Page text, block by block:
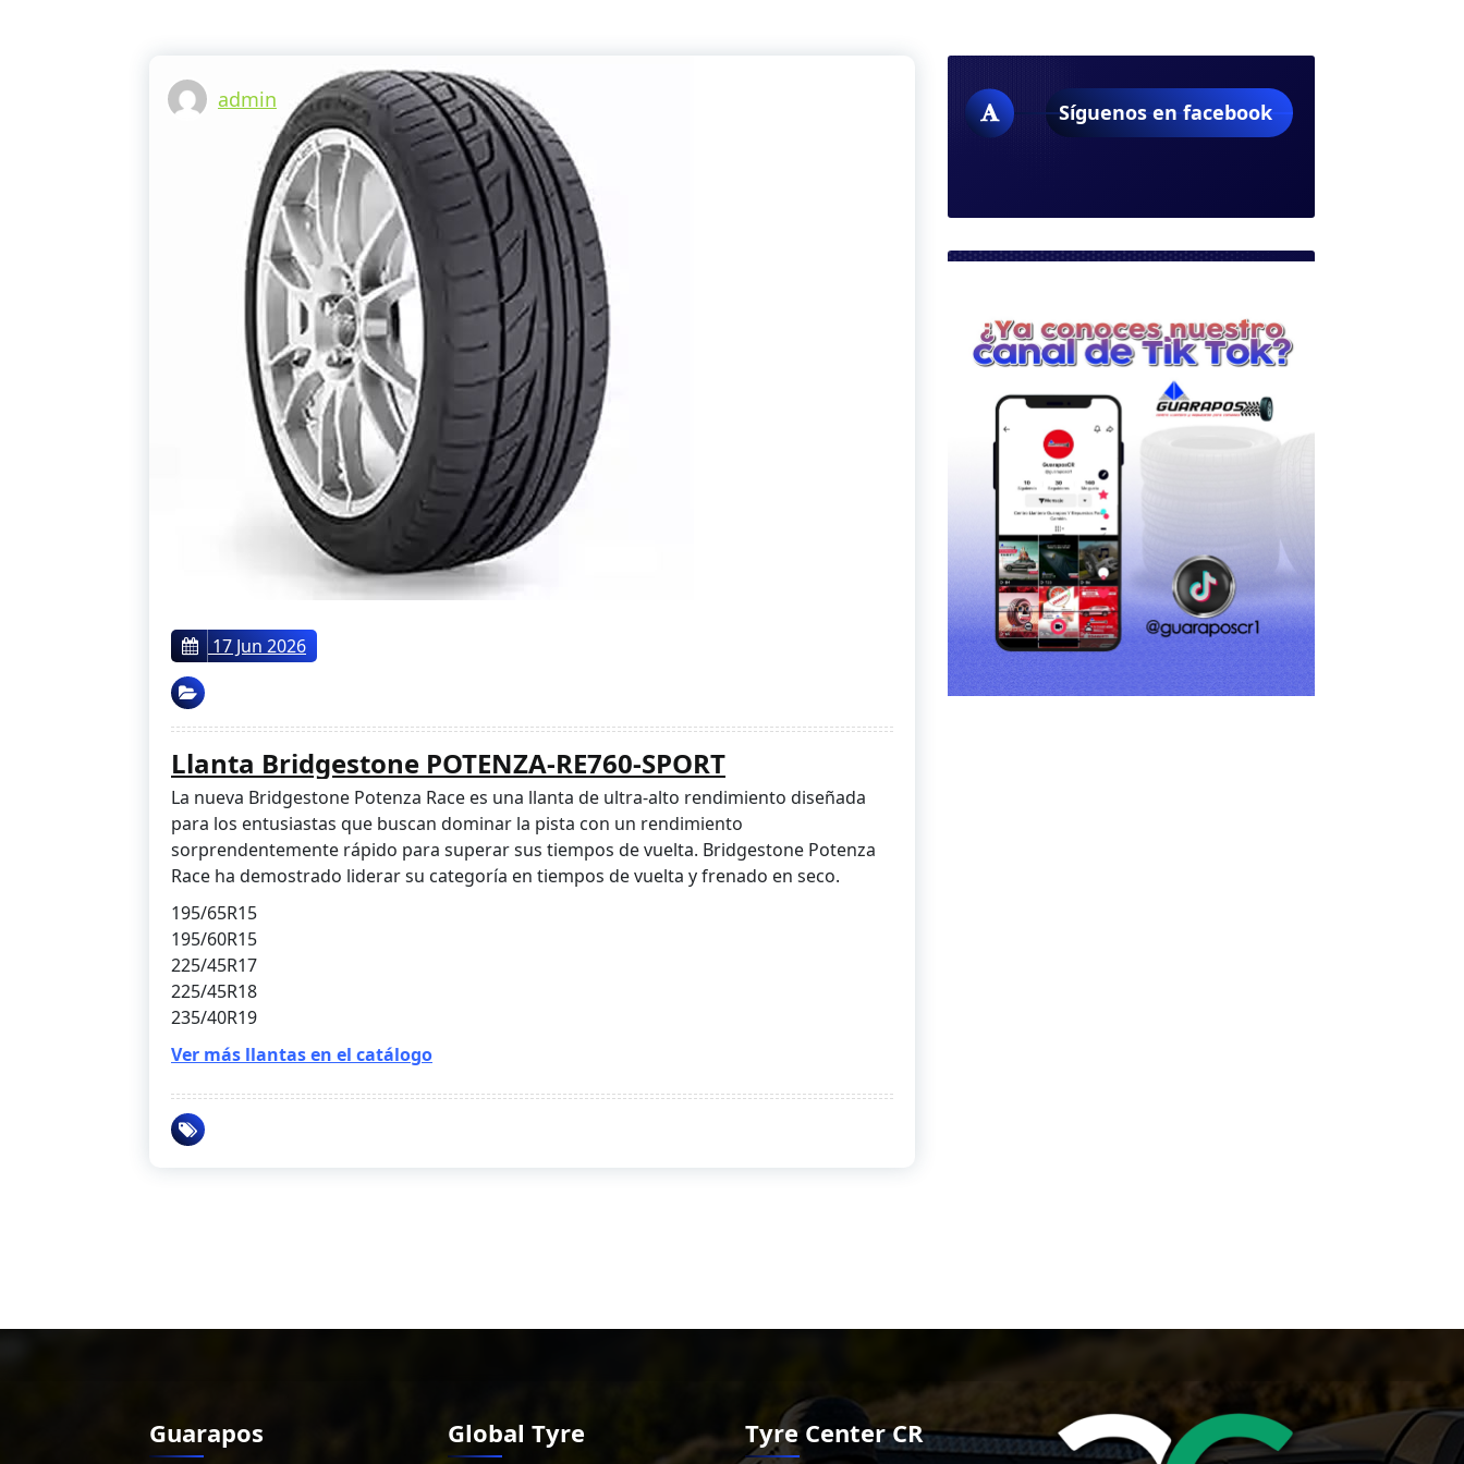
admin
17 Jun 2026
Llanta Bridgestone POTENZA-RE760-SPORT
La nueva Bridgestone Potenza Race es una llanta de ultra-alto rendimiento diseñada
para los entusiastas que buscan dominar la pista con un rendimiento
sorprendentemente rápido para superar sus tiempos de vuelta. Bridgestone Potenza
Race ha demostrado liderar su categoría en tiempos de vuelta y frenado en seco.
195/65R15
195/60R15
225/45R17
225/45R18
235/40R19
Ver más llantas en el catálogo
Síguenos en facebook
Guarapos Global Tyre Tyre Center CR